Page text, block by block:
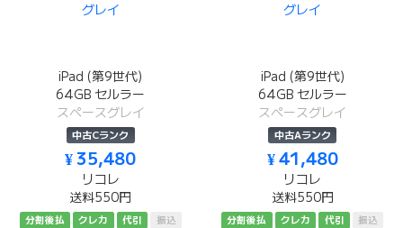
iPad (第9世代)
64GB セルラー
スペースグレイ
中古Cランク
¥ 35,480
リコレ
送料550円
分割後払 クレカ 代引 振込
iPad (第9世代)
64GB セルラー
スペースグレイ
中古Aランク
¥ 41,480
リコレ
送料550円
分割後払 クレカ 代引 振込